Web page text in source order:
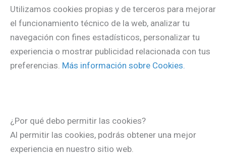
Utilizamos cookies propias y de terceros para mejorar
el funcionamiento técnico de la web, analizar tu
navegación con fines estadísticos, personalizar tu
experiencia o mostrar publicidad relacionada con tus
preferencias. Más información sobre Cookies.
¿Por qué debo permitir las cookies?
Al permitir las cookies, podrás obtener una mejor
experiencia en nuestro sitio web.